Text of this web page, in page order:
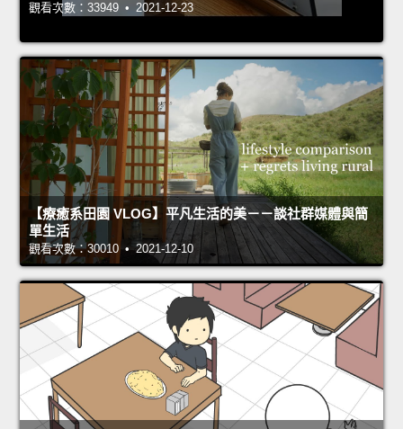
觀看次數：33949 • 2021-12-23
【療癒系田園 VLOG】平凡生活的美－－談社群媒體與簡
單生活
觀看次數：30010 • 2021-12-10